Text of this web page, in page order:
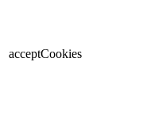
acceptCookies